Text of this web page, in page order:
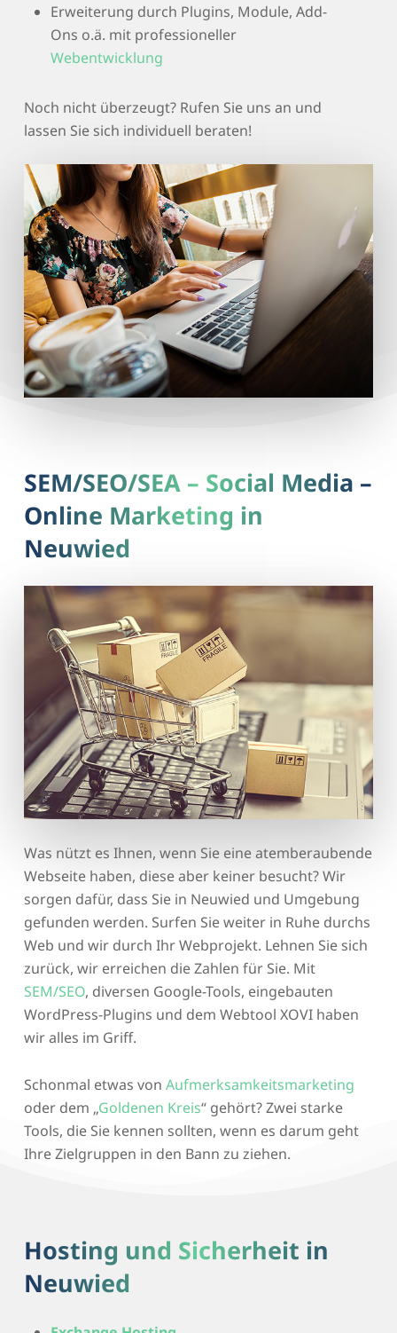
Erweiterung durch Plugins, Module, Add-
Ons o.ä. mit professioneller
Webentwicklung
Noch nicht überzeugt? Rufen Sie uns an und
lassen Sie sich individuell beraten!
SEM/SEO/SEA – Social Media –
Online Marketing in
Neuwied
Was nützt es Ihnen, wenn Sie eine atemberaubende
Webseite haben, diese aber keiner besucht? Wir
sorgen dafür, dass Sie in Neuwied und Umgebung
gefunden werden. Surfen Sie weiter in Ruhe durchs
Web und wir durch Ihr Webprojekt. Lehnen Sie sich
zurück, wir erreichen die Zahlen für Sie. Mit
SEM/SEO, diversen Google-Tools, eingebauten
WordPress-Plugins und dem Webtool XOVI haben
wir alles im Griff.
Schonmal etwas vonAufmerksamkeitsmarketing
oder dem „Goldenen Kreis“ gehört? Zwei starke
Tools, die Sie kennen sollten, wenn es darum geht
Ihre Zielgruppen in den Bann zu ziehen.
Hosting und Sicherheit in
Neuwied